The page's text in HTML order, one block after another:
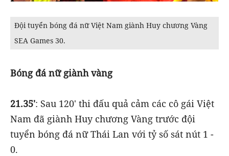
Đội tuyển bóng đá nữ Việt Nam giành Huy chương Vàng
SEA Games 30.
Bóng đá nữ giành vàng
21.35': Sau 120' thi đấu quả cảm các cô gái Việt
Nam đã giành Huy chương Vàng trước đội
tuyển bóng đá nữ Thái Lan với tỷ số sát nút 1 -
0.